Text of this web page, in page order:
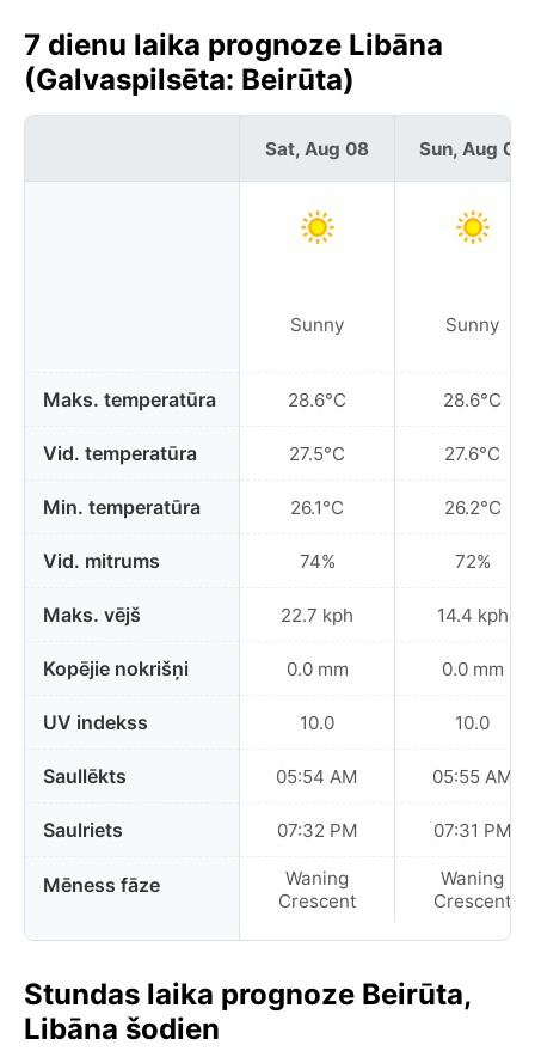
7 dienu laika prognoze Libāna
(Galvaspilsēta: Beirūta)
Maks. temperatūra
Vid. temperatūra
Min. temperatūra
Vid. mitrums
Maks. vējš
Kopējie nokrišņi
UV indekss
Saullēkts
Saulriets
Mēness fāze
Sat, Aug 08
Sunny
28.6°C
27.5°C
26.1°C
74%
22.7 kph
0.0 mm
10.0
05:54 AM
07:32 PM
Waning
Crescent
Sun, Aug 09
Sunny
28.6°C
27.6°C
26.2°C
72%
14.4 kph
0.0 mm
10.0
05:55 AM
07:31 PM
Waning
Crescent
Stundas laika prognoze Beirūta,
Libāna šodien